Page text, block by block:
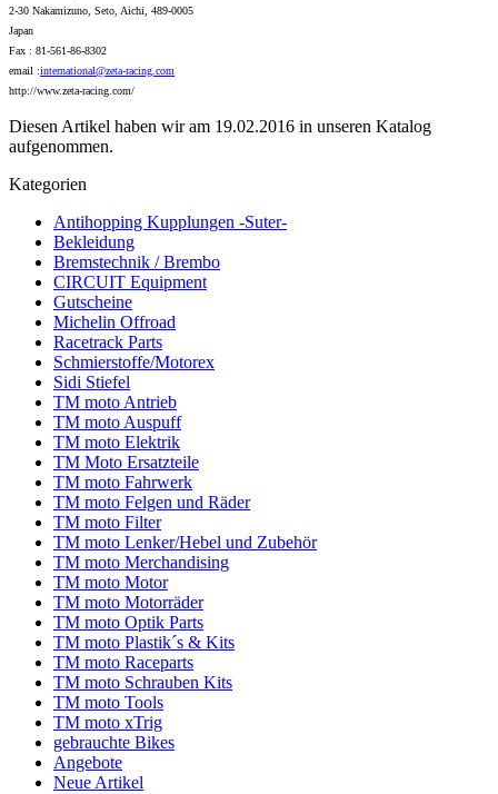
2-30 Nakamizuno, Seto, Aichi, 489-0005
Japan
Fax : 81-561-86-8302
email :international@zeta-racing.com
http://www.zeta-racing.com/
Diesen Artikel haben wir am 19.02.2016 in unseren Katalog
aufgenommen.
Kategorien
Antihopping Kupplungen -Suter-
Bekleidung
Bremstechnik / Brembo
CIRCUIT Equipment
Gutscheine
Michelin Offroad
Racetrack Parts
Schmierstoffe/Motorex
Sidi Stiefel
TM moto Antrieb
TM moto Auspuff
TM moto Elektrik
TM Moto Ersatzteile
TM moto Fahrwerk
TM moto Felgen und Räder
TM moto Filter
TM moto Lenker/Hebel und Zubehör
TM moto Merchandising
TM moto Motor
TM moto Motorräder
TM moto Optik Parts
TM moto Plastik´s & Kits
TM moto Raceparts
TM moto Schrauben Kits
TM moto Tools
TM moto xTrig
gebrauchte Bikes
Angebote
Neue Artikel